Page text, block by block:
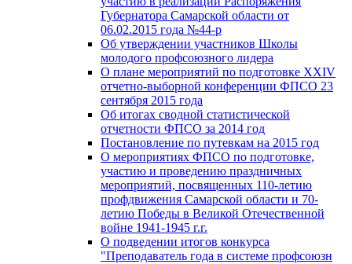
Губернатора Самарской области от
06.02.2015 года №44-р
Об утверждении участников Школы
молодого профсоюзного лидера
О плане мероприятий по подготовке XXIV
отчетно-выборной конференции ФПСО 23
сентября 2015 года
Об итогах сводной статистической
отчетности ФПСО за 2014 год
Постановление по путевкам на 2015 год
О мероприятиях ФПСО по подготовке,
участию и проведению праздничных
мероприятий, посвященных 110-летию
профдвижения Самарской области и 70-
летию Победы в Великой Отечественной
войне 1941-1945 г.г.
О подведении итогов конкурса
"Преподаватель года в системе профсоюзн